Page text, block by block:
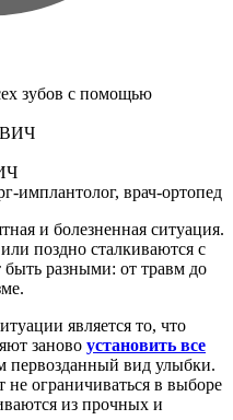
имплантолог, врач-ортопед
и болезненная ситуация.
поздно сталкиваются с
разными: от травм до
является то, что
заново установить все
первозданный вид улыбки.
ограничиваться в выборе
из прочных и